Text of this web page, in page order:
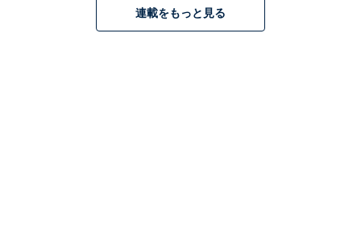
JR「芦原橋駅」より徒歩約5分
連載をもっと見る